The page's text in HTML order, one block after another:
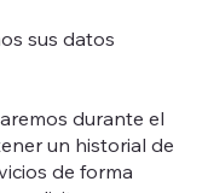
sus datos
durante el
un historial de
de forma